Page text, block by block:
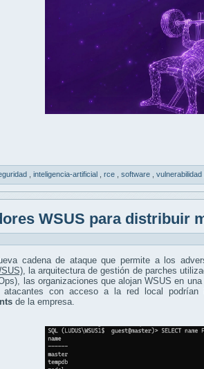
inteligencia-artificial rce software vulnerabilidad
WSUS para distribuir
cadena de ataque que permite a los
, la arquitectura de gestión de parches
las organizaciones que alojan WSUS en una
con acceso a la red local podrían
de la empresa.